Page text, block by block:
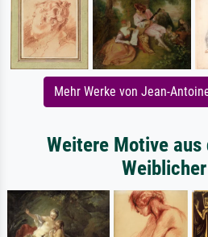
Mehr Werke von Jean-
Weitere Motive